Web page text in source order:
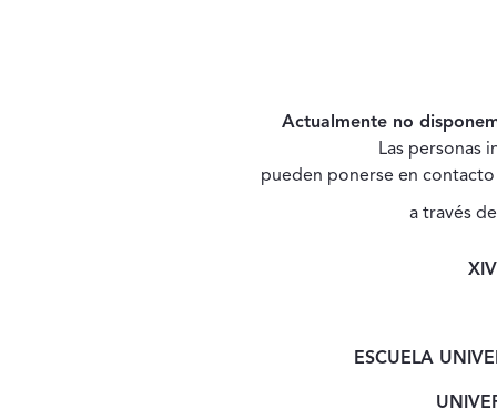
Actualmente no
Las personas
pueden ponerse en contacto
a través
ESCUELA